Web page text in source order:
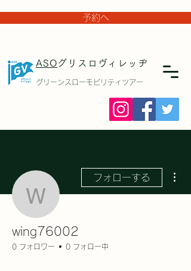
ASOグリスロヴィレッヂ
グリーンスローモビリティツアー
予約へ
wing76002
フォローする
wing76002
0 フォロワー 0 フォロー中